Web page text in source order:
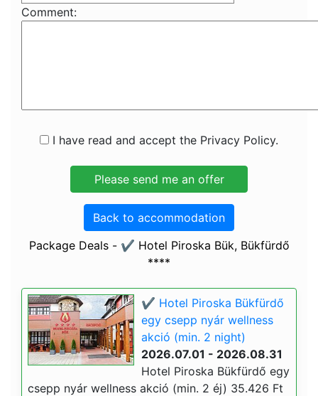
Comment:
I have read and accept the Privacy Policy.
Back to accommodation
Package Deals - ✔️ Hotel Piroska Bük, Bükfürdő
****
✔️ Hotel Piroska Bükfürdő
egy csepp nyár wellness
akció (min. 2 night)
2026.07.01 - 2026.08.31
Hotel Piroska Bükfürdő egy
csepp nyár wellness akció (min. 2 éj) 35.426 Ft